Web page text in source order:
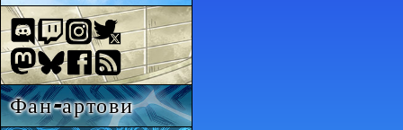
Фан-артови